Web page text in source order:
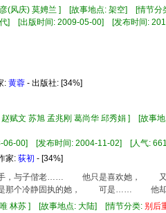
(风庆) 莫娉兰 ] [故事地点: 架空] [情节分
代] [出版时间: 2009-05-00] [发布时间:
: 黄蓉 - 出版社: [34%]
赵赋文 苏旭 孟兆刚 葛尚华 邱秀娟 ] [故事
06-00] [发布时间: 2004-11-02] [人气:
家: 荻初 - [34%]
，与子偕老…… 他只是喜欢她，
是那个冷静固执的她， 可是…… 他却不
唯 林苏 ] [故事地点: 大陆] [情节分类: 别 后